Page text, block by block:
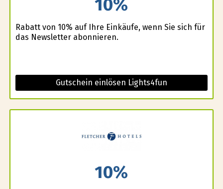
10%
Rabatt von 10% auf Ihre Einkäufe, wenn Sie sich für
das Newsletter abonnieren.
Gutschein einlösen Lights4fun
10%